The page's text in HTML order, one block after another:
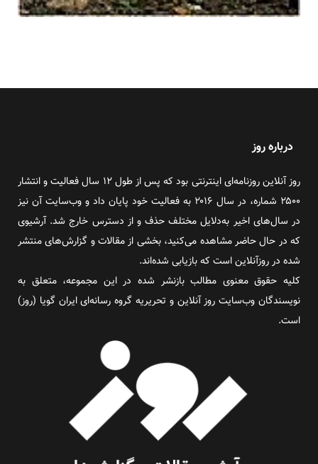
درباره روز
روز آنلاین روزنامه‌ای اینترنتی بود که پس از طول ۱۲ سال فعالیت و انتشار
۲۵۰۰ شماره، در سال ۲۰۱۶ به فعالیت خود پایان داد و وب‌سایت آن نیز
در سال‌های اخیر به‌دلایل مختلف حذف و از دسترس خارج شد. آرشیوی
که در حال حاضر مشاهده می‌کنید، بخشی از مقالات و گزارش‌های منتشر
شده در روزآنلاین است که بازیابی شده‌اند.
کلیه حقوق معنوی مطالب بازنشر شده در این مجموعه، متعلق به
نویسندگان وب‌سایت روز آنلاین و تحریریه گروه رسانه‌ای ایران گویا (روز)
است.